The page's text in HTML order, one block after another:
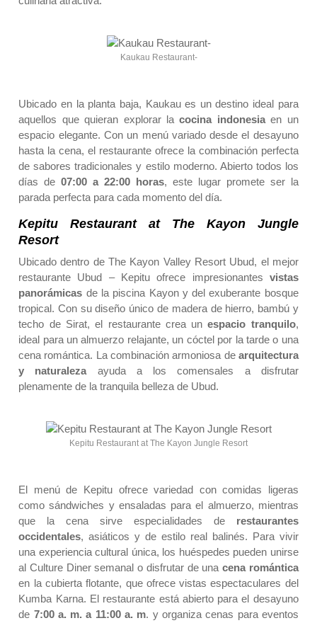
Kaukau Restaurant-
Ubicado en la planta baja, Kaukau es un destino ideal para
aquellos que quieran explorar lacocina indonesiaen un
espacio elegante. Con un menú variado desde el desayuno
hasta la cena, el restaurante ofrece la combinación perfecta
de sabores tradicionales y estilo moderno. Abierto todos los
días de07:00 a 22:00 horas, este lugar promete ser la
parada perfecta para cada momento del día.
Kepitu Restaurant at The Kayon Jungle
Resort
Ubicado dentro de The Kayon Valley Resort Ubud, el mejor
restaurante Ubud – Kepitu ofrece impresionantes vistas
panorámicas de la piscina Kayon y del exuberante bosque
tropical. Con su diseño único de madera de hierro, bambú y
techo de Sirat, el restaurante crea un espacio tranquilo,
ideal para un almuerzo relajante, un cóctel por la tarde o una
cena romántica. La combinación armoniosa de arquitectura
y naturaleza ayuda a los comensales a disfrutar
plenamente de la tranquila belleza de Ubud.
Kepitu Restaurant at The Kayon Jungle Resort
El menú de Kepitu ofrece variedad con comidas ligeras
como sándwiches y ensaladas para el almuerzo, mientras
que la cena sirve especialidades de restaurantes
occidentales, asiáticos y de estilo real balinés. Para vivir
una experiencia cultural única, los huéspedes pueden unirse
al Culture Diner semanal o disfrutar de unacena romántica
en la cubierta flotante, que ofrece vistas espectaculares del
Kumba Karna. El restaurante está abierto para el desayuno
de 7:00 a. m. a 11:00 a. m. y organiza cenas para eventos